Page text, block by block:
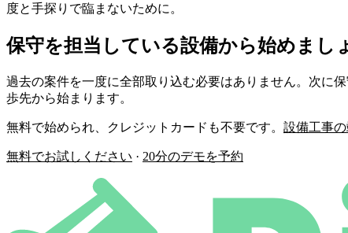
度と手探りで臨まないために。
保守を担当している設備から始めまし
過去の案件を一度に全部取り込む必要はありません。次に
歩先から始まります。
無料で始められ、クレジットカードも不要です。 設備工事の
無料でお試しください · 20分のデモを予約